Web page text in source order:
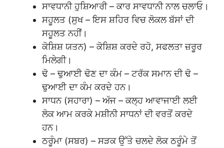
ਸਾਵਧਾਨੀ ਹੁਸ਼ਿਆਰੀ – ਕਾਰ ਸਾਵਧਾਨੀ ਨਾਲ ਚਲਾਓ।
ਸਹੂਲਤ (ਸੁਖ – ਇਸ ਸ਼ਹਿਰ ਵਿਚ ਲੋਕਲ ਬੱਸਾਂ ਦੀ
ਸਹੂਲਤ ਨਹੀਂ।
ਕੋਸ਼ਿਸ਼ ਯਤਨ) – ਕੋਸ਼ਿਸ਼ ਕਰਦੇ ਰਹੋ, ਸਫਲਤਾ ਜ਼ਰੂਰ
ਮਿਲੇਗੀ।
ਢੋ – ਢੁਆਈ ਢੋਣ ਦਾ ਕੰਮ – ਟਰੱਕ ਸਮਾਨ ਦੀ ਢੋ –
ਢੁਆਈ ਦਾ ਕੰਮ ਕਰਦੇ ਹਨ।
ਸਾਧਨ (ਸਹਾਰਾ) – ਅੱਜ – ਕਲ੍ਹ ਆਵਾਜਾਈ ਲਈ
ਲੋਕ ਆਮ ਕਰਕੇ ਮਸ਼ੀਨੀ ਸਾਧਨਾਂ ਦੀ ਵਰਤੋਂ ਕਰਦੇ
ਹਨ।
ਠਰੂੰਮਾ (ਸਬਰ) – ਸੜਕ ਉੱਤੇ ਚਲਦੇ ਲੋਕ ਠਰੂੰਮੇ ਤੋਂ